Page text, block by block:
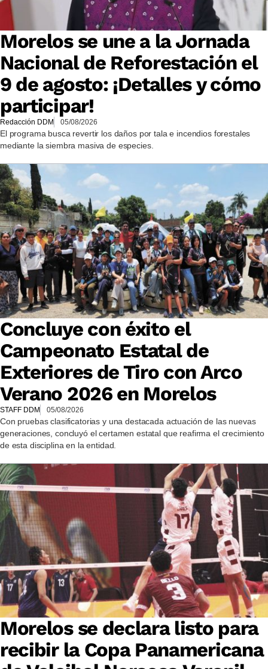
Morelos se une a la Jornada
Nacional de Reforestación el
9 de agosto: ¡Detalles y cómo
participar!
Redacción DDM 05/08/2026
El programa busca revertir los daños por tala e incendios forestales
mediante la siembra masiva de especies.
Concluye con éxito el
Campeonato Estatal de
Exteriores de Tiro con Arco
Verano 2026 en Morelos
STAFF DDM 05/08/2026
Con pruebas clasificatorias y una destacada actuación de las nuevas
generaciones, concluyó el certamen estatal que reafirma el crecimiento
de esta disciplina en la entidad.
Morelos se declara listo para
recibir la Copa Panamericana